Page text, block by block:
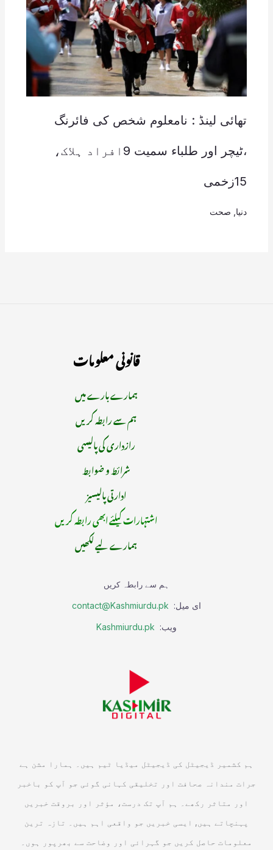
تھائی لینڈ : نامعلوم شخص کی فائرنگ
،ٹیچر اور طلباء سمیت 9افراد ہلاک،
15زخمی
دنیا صحت
قانونی معلومات
ہمارے بارے میں
ہم سے رابطہ کریں
رازداری کی پالیسی
شرائط و ضوابط
ادارتی پالیسیز
اشتہارات کیلئے ابھی رابطہ کریں
ہمارے لیے لکھیں
ہم سے رابطہ کریں
ای میل: contact@Kashmiurdu.pk
ویب: Kashmiurdu.pk
ہم کشمیر ڈیجیٹل کی ڈیجیٹل میڈیا ٹیم ہیں۔ ہمارا مشن ہے
جرات مندانہ صحافت اور تخلیقی کہانی گوئی جو آپ کو باخبر
اور متاثر رکھے۔ ہم آپ تک درست، مؤثر اور بروقت خبریں
پہنچاتے ہیں, ایسی خبریں جو واقعی اہم ہیں۔ تازہ ترین
معلومات حاصل کریں جو گہرائی اور وضاحت سے بھرپور ہوں۔